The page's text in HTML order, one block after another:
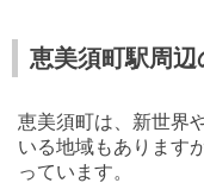
恵美須町駅周
恵美須町は、新世界
いる地域もあります
っています。